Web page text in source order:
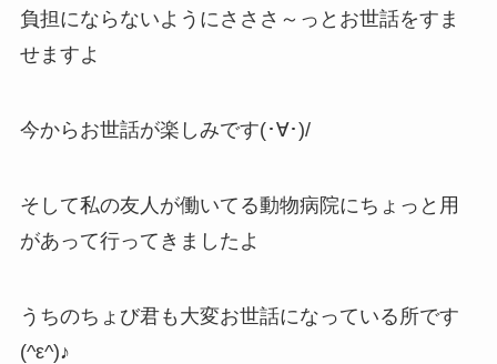
負担にならないようにさささ～っとお世話をすま
せますよ
今からお世話が楽しみです(･∀･)/
そして私の友人が働いてる動物病院にちょっと用
があって行ってきましたよ
うちのちょび君も大変お世話になっている所です
(^ε^)♪